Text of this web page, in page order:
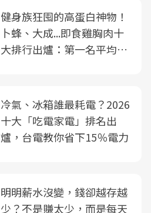
健身族狂囤的高蛋白神物！
卜蜂、大成...即食雞胸肉十
大排行出爐：第一名平均一
冷氣、冰箱誰最耗電？2026
十大「吃電家電」排名出
爐，台電教你省下15％電力
明明薪水沒變，錢卻越存越
少？不是賺太少，而是每天